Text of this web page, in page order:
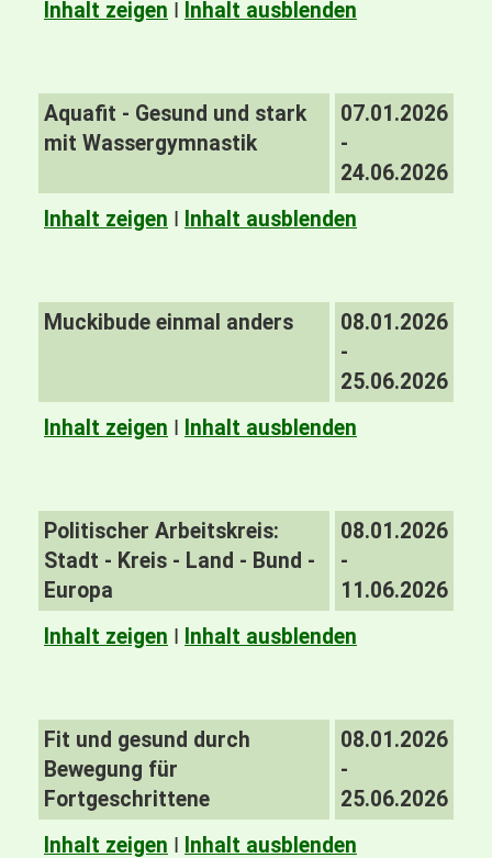
Inhalt zeigen I Inhalt ausblenden
Aquafit - Gesund und stark
mit Wassergymnastik
07.01.2026
-
24.06.2026
Inhalt zeigen I Inhalt ausblenden
Muckibude einmal anders
08.01.2026
-
25.06.2026
Inhalt zeigen I Inhalt ausblenden
Politischer Arbeitskreis:
Stadt - Kreis - Land - Bund -
Europa
08.01.2026
-
11.06.2026
Inhalt zeigen I Inhalt ausblenden
Fit und gesund durch
Bewegung für
Fortgeschrittene
08.01.2026
-
25.06.2026
Inhalt zeigen I Inhalt ausblenden